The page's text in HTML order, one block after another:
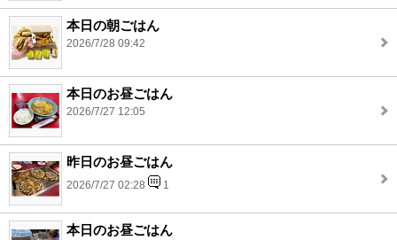
本日の朝ごはん
2026/7/28 09:42
本日のお昼ごはん
2026/7/27 12:05
昨日のお昼ごはん
2026/7/27 02:28 1
本日のお昼ごはん